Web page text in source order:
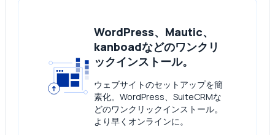
WordPress、Mautic、
kanboadなどのワンクリ
ックインストール。
ウェブサイトのセットアップを簡
素化。WordPress、SuiteCRMな
どのワンクリックインストール。
より早くオンラインに。